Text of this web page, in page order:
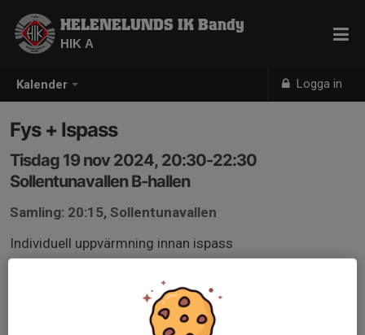
Kalender Logga in
HELENELUNDS IK Bandy
HIK A
Fys + Ispass
Tisdag 19 nov 2024, 20:30-22:30
Sollentunavallen B-hallen
Samling: 20:15, Sollentunavallen
Individuell uppvärmning innan ispass